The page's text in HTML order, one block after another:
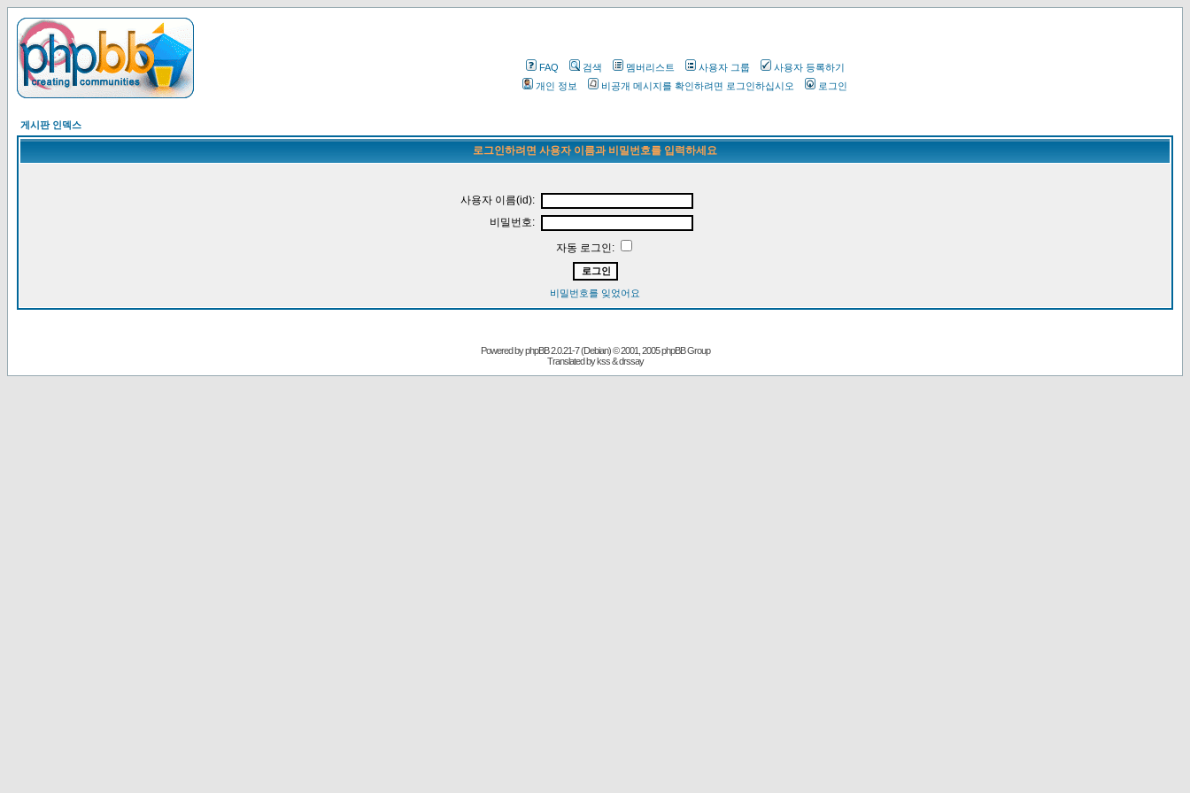
FAQ 검색 멤버리스트 사용자 그룹
사용자 등록하기
개인 정보
비공개 메시지를 확인하려면 로그인하십시오 로그인
게시판 인덱스
로그인하려면 사용자 이름과 비밀번호를 입력하세요
사용자 이름(id):
비밀번호:
자동 로그인:
비밀번호를 잊었어요
Powered byphpBB2.0.21-7 (Debian) © 2001, 2005 phpBB Group
Translated by kss & drssay